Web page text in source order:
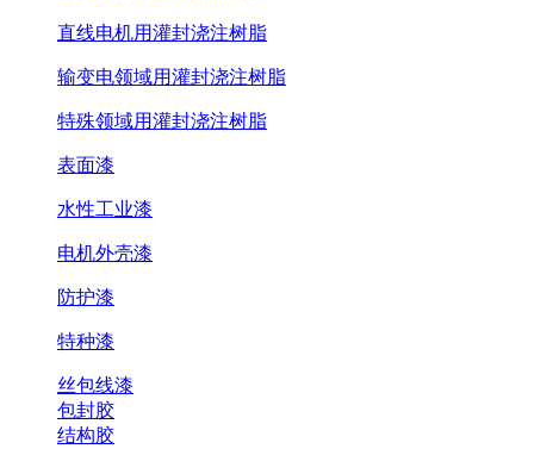
直线电机用灌封浇注树脂
输变电领域用灌封浇注树脂
特殊领域用灌封浇注树脂
表面漆
水性工业漆
电机外壳漆
防护漆
特种漆
丝包线漆
包封胶
结构胶